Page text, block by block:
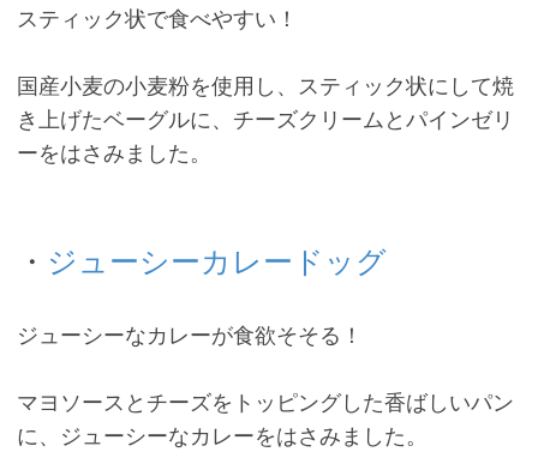
スティック状で食べやすい！
国産小麦の小麦粉を使用し、スティック状にして焼
き上げたベーグルに、チーズクリームとパインゼリ
ーをはさみました。
・ ジューシーカレードッグ
ジューシーなカレーが食欲そそる！
マヨソースとチーズをトッピングした香ばしいパン
に、ジューシーなカレーをはさみました。